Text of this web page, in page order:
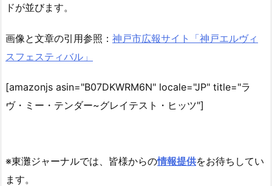
ドが並びます。
画像と文章の引用参照： 神戸市広報サイト「神戸エルヴィ
スフェスティバル」
[amazonjs asin="B07DKWRM6N" locale="JP" title="ラ
ヴ・ミー・テンダー~グレイテスト・ヒッツ"]
※東灘ジャーナルでは、皆様からの情報提供をお待ちしてい
ます。